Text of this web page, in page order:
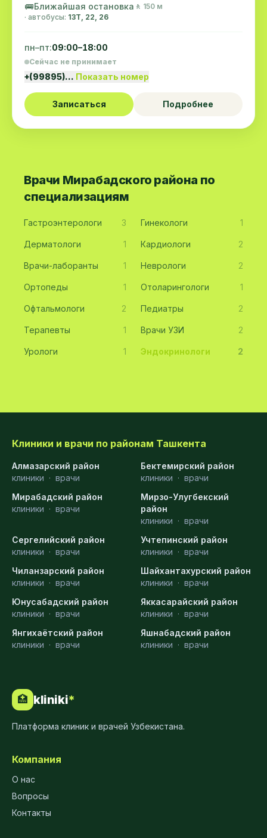
🚌Ближайшая остановка 🚶 150 м
· автобусы: 13Т, 22, 26
пн–пт:09:00–18:00
Сейчас не принимает
+(99895)… Показать номер
Записаться Подробнее
Врачи Мирабадского района по
специализациям
Гастроэнтерологи 3 Гинекологи 1
Дерматологи 1 Кардиологи 2
Врачи-лаборанты 1 Неврологи 2
Ортопеды 1 Отоларингологи 1
Офтальмологи 2 Педиатры 2
Терапевты 1 Врачи УЗИ 2
Урологи 1 Эндокринологи 2
Клиники и врачи по районам Ташкента
Алмазарский район
клиники · врачи
Бектемирский район
клиники · врачи
Мирабадский район
клиники · врачи
Мирзо-Улугбекский
район
клиники · врачи
Сергелийский район
клиники · врачи
Учтепинский район
клиники · врачи
Чиланзарский район
клиники · врачи
Шайхантахурский район
клиники · врачи
Юнусабадский район
клиники · врачи
Яккасарайский район
клиники · врачи
Янгихаётский район
клиники · врачи
Яшнабадский район
клиники · врачи
🏥 kliniki*
Платформа клиник и врачей Узбекистана.
Компания
О нас
Вопросы
Контакты